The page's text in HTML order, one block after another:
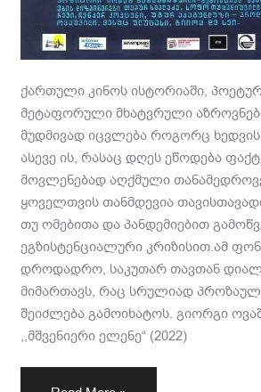
ქართული კინოს ისტორიაში,
მეტაფორული მხატვრული
მუდმივად იცვლება როგორც ხედვის
ასევე ის, რასაც დღეს ეწოდება
მოვლენებად აღქმული
ყოველთვის თანმდევია
თუ ომებითა და პანდემიებით
ეგზისტენციალური კრიზისით.ამ
დროდადრო, საკუთარ თავთან
მიმართავს, რაც სრულიად
შეიძლება გამოიხატოს. გიორგი
,,მშვენიერი ელენე“ (2022)